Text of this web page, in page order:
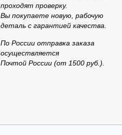
проходят проверку.
Вы покупаете новую, рабочую
деталь с гарантией качества.
По России отправка заказа
осуществляется
Почтой России (от 1500 руб.).